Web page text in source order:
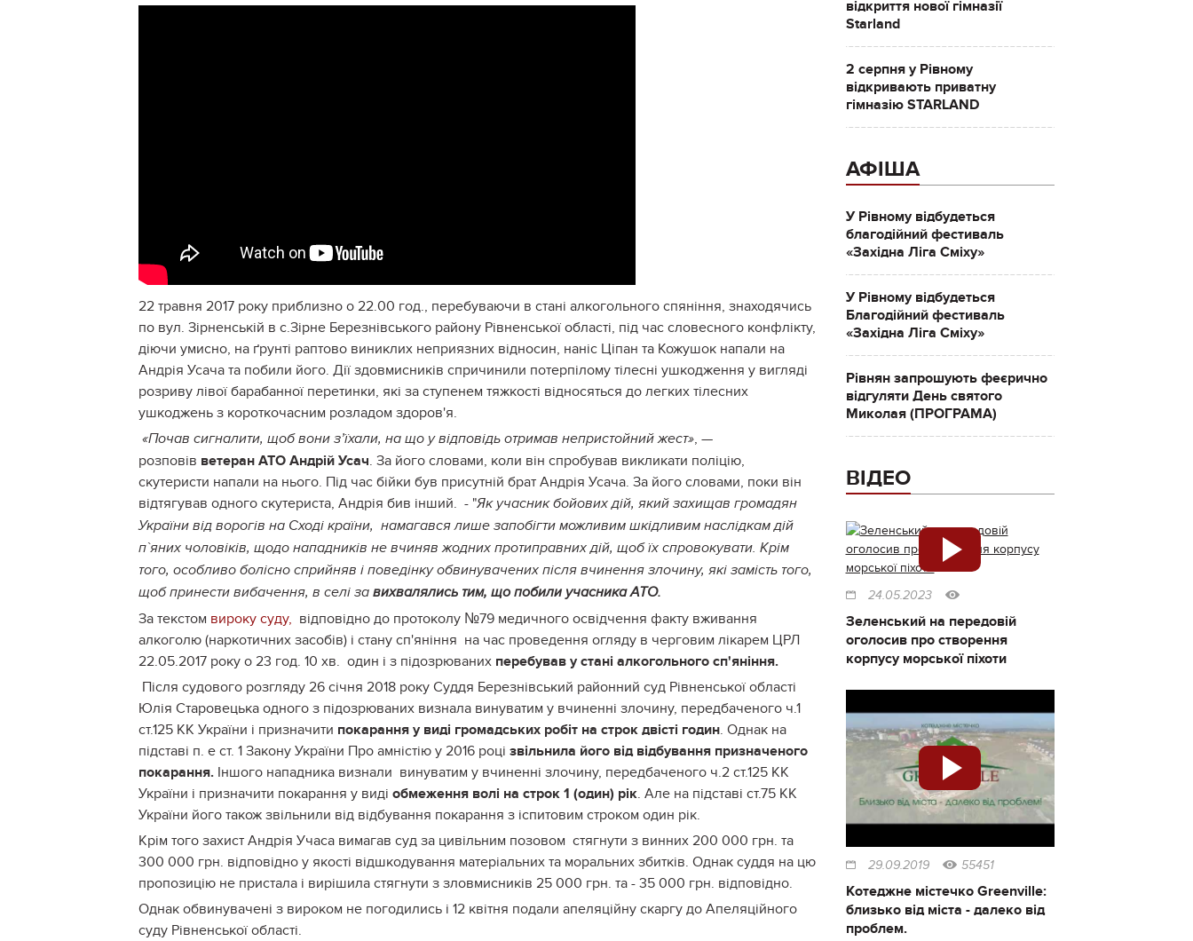
22 травня 2017 року приблизно о 22.00 год., перебуваючи в стані алкогольного спяніння, знаходячись
по вул. Зірненській в с.Зірне Березнівського району Рівненської області, під час словесного конфлікту,
діючи умисно, на ґрунті раптово виниклих неприязних відносин, наніс Ціпан та Кожушок напали на
Андрія Усача та побили його. Дії здовмисників спричинили потерпілому тілесні ушкодження у вигляді
розриву лівої барабанної перетинки, які за ступенем тяжкості відносяться до легких тілесних
ушкоджень з короткочасним розладом здоров'я.
«Почав сигналити, щоб вони з’їхали, на що у відповідь отримав непристойний жест», —
розповів ветеран АТО Андрій Усач. За його словами, коли він спробував викликати поліцію,
скутеристи напали на нього. Під час бійки був присутній брат Андрія Усача. За його словами, поки він
відтягував одного скутериста, Андрія бив інший. - "Як учасник бойових дій, який захищав громадян
України від ворогів на Сході країни, намагався лише запобігти можливим шкідливим наслідкам дій
п`яних чоловіків, щодо нападників не вчиняв жодних протиправних дій, щоб їх спровокувати. Крім
того, особливо болісно сприйняв і поведінку обвинувачених після вчинення злочину, які замість того,
щоб принести вибачення, в селі за вихвалялись тим, що побили учасника АТО.
За текстом вироку суду, відповідно до протоколу №79 медичного освідчення факту вживання
алкоголю (наркотичних засобів) і стану сп'яніння на час проведення огляду в черговим лікарем ЦРЛ
22.05.2017 року о 23 год. 10 хв. один і з підозрюваних перебував у стані алкогольного сп'яніння.
Після судового розгляду 26 січня 2018 року Суддя Березнівський районний суд Рівненської області
Юлія Старовецька одного з підозрюваних визнала винуватим у вчиненні злочину, передбаченого ч.1
ст.125 КК України і призначити покарання у виді громадських робіт на строк двісті годин. Однак на
підставі п. е ст. 1 Закону України Про амністію у 2016 році звільнила його від відбування призначеного
покарання. Іншого нападника визнали винуватим у вчиненні злочину, передбаченого ч.2 ст.125 КК
України і призначити покарання у виді обмеження волі на строк 1 (один) рік. Але на підставі ст.75 КК
України його також звільнили від відбування покарання з іспитовим строком один рік.
Крім того захист Андрія Учаса вимагав суд за цивільним позовом стягнути з винних 200 000 грн. та
300 000 грн. відповідно у якості відшкодування матеріальних та моральних збитків. Однак суддя на цю
пропозицію не пристала і вирішила стягнути з зловмисників 25 000 грн. та - 35 000 грн. відповідно.
Однак обвинувачені з вироком не погодились і 12 квітня подали апеляційну скаргу до Апеляційного
суду Рівненської області.
відкриття нової гімназії
Starland
2 серпня у Рівному
відкривають приватну
гімназію STARLAND
АФІША
У Рівному відбудеться
благодійний фестиваль
«Західна Ліга Сміху»
У Рівному відбудеться
Благодійний фестиваль
«Західна Ліга Сміху»
Рівнян запрошують феєрично
відгуляти День святого
Миколая (ПРОГРАМА)
ВІДЕО
24.05.2023
Зеленський на передовій
оголосив про створення
корпусу морської піхоти
29.09.2019 55451
Котеджне містечко Greenville:
близько від міста - далеко від
проблем.